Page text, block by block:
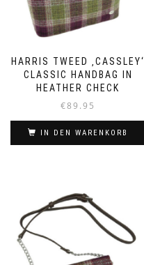
HARRIS TWEED ‚CASSLEY‘
CLASSIC HANDBAG IN
HEATHER CHECK
€89.95
IN DEN WARENKORB